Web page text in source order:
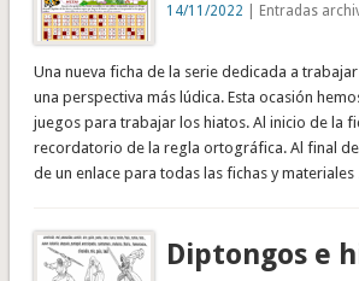
14/11/2022 | Entradas
Una nueva ficha de la serie dedicada a
una perspectiva más lúdica. Esta ocasión
juegos para trabajar los hiatos. Al inicio de la
recordatorio de la regla ortográfica. Al final
de un enlace para todas las fichas y
Diptongos e